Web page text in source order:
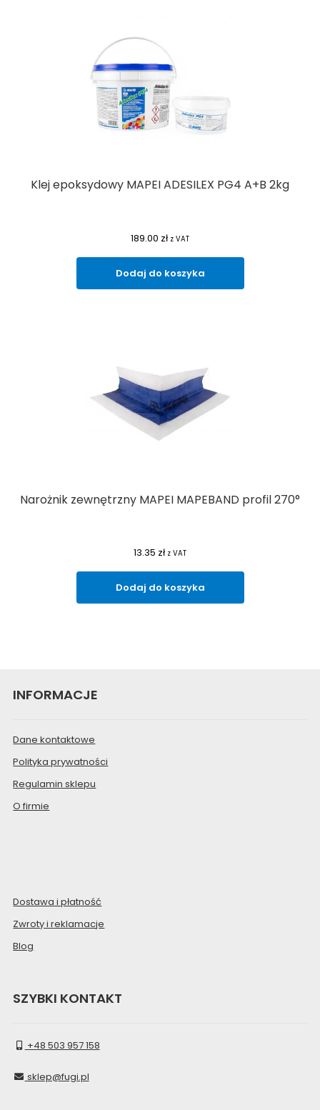
Klej epoksydowy MAPEI ADESILEX PG4 A+B 2kg
189.00 zł z VAT
Dodaj do koszyka
Narożnik zewnętrzny MAPEI MAPEBAND profil 270°
13.35 zł z VAT
Dodaj do koszyka
INFORMACJE
Dane kontaktowe
Polityka prywatności
Regulamin sklepu
O firmie
Dostawa i płatność
Zwroty i reklamacje
Blog
SZYBKI KONTAKT
+48 503 957 158
sklep@fugi.pl